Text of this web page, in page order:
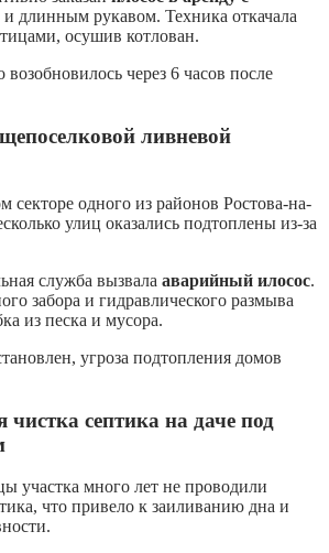
и длинным рукавом. Техника откачала
осушив котлован.
возобновилось через 6 часов после
ливневой
секторе одного из районов Ростова-на-
улиц оказались подтоплены из-за
служба вызвала аварийный илосос.
забора и гидравлического размыва
из песка и мусора.
угроза подтопления домов
чистка септика на даче под
участка много лет не проводили
что привело к заиливанию дна и